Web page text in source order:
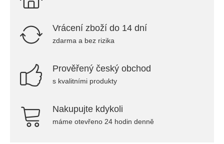
Vrácení zboží do 14 dní
zdarma a bez rizika
Prověřený český obchod
s kvalitními produkty
Nakupujte kdykoli
máme otevřeno 24 hodin denně